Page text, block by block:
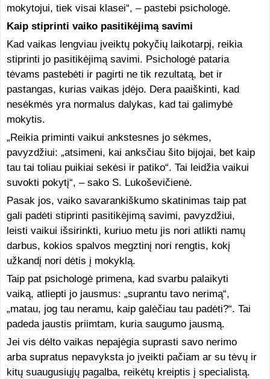
mokytojui, tiek visai klasei“, – pastebi psichologė.
Kaip stiprinti vaiko pasitikėjimą savimi
Kad vaikas lengviau įveiktų pokyčių laikotarpį, reikia
stiprinti jo pasitikėjimą savimi. Psichologė pataria
tėvams pastebėti ir pagirti ne tik rezultatą, bet ir
pastangas, kurias vaikas įdėjo. Dera paaiškinti, kad
nesėkmės yra normalus dalykas, kad tai galimybė
mokytis.
„Reikia priminti vaikui ankstesnes jo sėkmes,
pavyzdžiui: „atsimeni, kai anksčiau šito bijojai, bet kaip
tau tai toliau puikiai sekėsi ir patiko“. Tai leidžia vaikui
suvokti pokytį“, – sako S. Lukoševičienė.
Pasak jos, vaiko savarankiškumo skatinimas taip pat
gali padėti stiprinti pasitikėjimą savimi, pavyzdžiui,
leisti vaikui išsirinkti, kuriuo metu jis nori atlikti namų
darbus, kokios spalvos megztinį nori rengtis, kokį
užkandį nori dėtis į mokyklą.
Taip pat psichologė primena, kad svarbu palaikyti
vaiką, atliepti jo jausmus: „suprantu tavo nerimą“,
„matau, jog tau neramu, kaip galėčiau tau padėti?“. Tai
padeda jaustis priimtam, kuria saugumo jausmą.
Jei vis dėlto vaikas nepajėgia suprasti savo nerimo
arba supratus nepavyksta jo įveikti pačiam ar su tėvų ir
kitų suaugusiųjų pagalba, reikėtų kreiptis į specialistą.